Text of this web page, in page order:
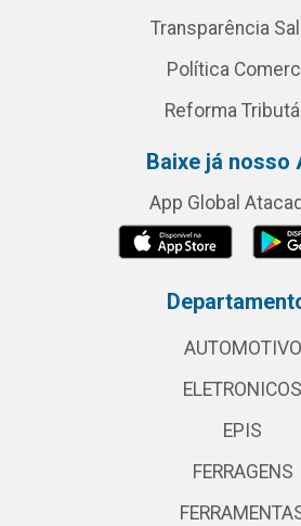
Transparência
Política
Reforma
Baixe já nosso
App Global
AUTOMOTIVO
ELETRONICOS
EPIS
FERRAGENS